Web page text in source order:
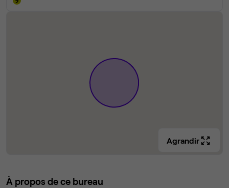
Agrandir
À propos de ce bureau